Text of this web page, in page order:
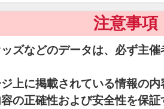
注意事項
ズなどのデータは、必ず主
上に掲載されている情報の
の正確性および安全性を保